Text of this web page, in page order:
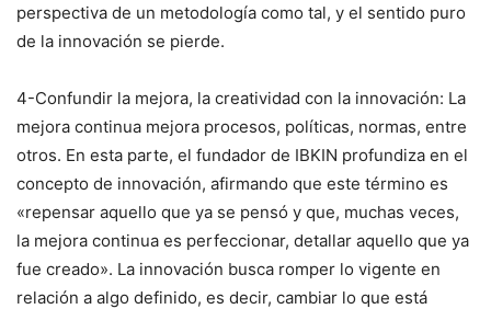
perspectiva de un metodología como tal, y el sentido puro
de la innovación se pierde.
4-Confundir la mejora, la creatividad con la innovación: La
mejora continua mejora procesos, políticas, normas, entre
otros. En esta parte, el fundador de IBKIN profundiza en el
concepto de innovación, afirmando que este término es
«repensar aquello que ya se pensó y que, muchas veces,
la mejora continua es perfeccionar, detallar aquello que ya
fue creado». La innovación busca romper lo vigente en
relación a algo definido, es decir, cambiar lo que está